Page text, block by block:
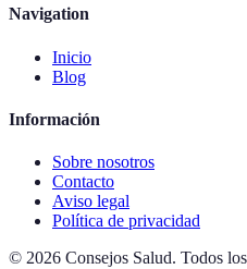
Navigation
Inicio
Blog
Información
Sobre nosotros
Contacto
Aviso legal
Política de privacidad
© 2026 Consejos Salud. Todos